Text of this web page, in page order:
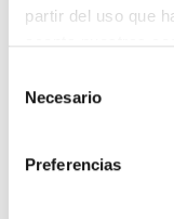
partir del uso que
Necesario
Preferencias